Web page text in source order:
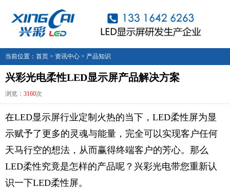
当前位置： 首页 > 资讯中心 > 产品知识
兴彩光电柔性LED显示屏产品解决方案
浏览： 3160次
在LED显示屏行业定制火热的当下，LED柔性屏为显
示赋予了更多的灵魂与能量，完全可以实现客户任何
天马行空的想法，从而赢得终端客户的芳心。那么
LED柔性究竟是怎样的产品呢？ 兴彩光电带您重新认
识一下LED柔性屏。